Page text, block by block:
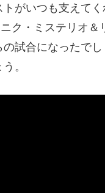
がいつも支えて
ク・ミステリオ
試合になったで
。